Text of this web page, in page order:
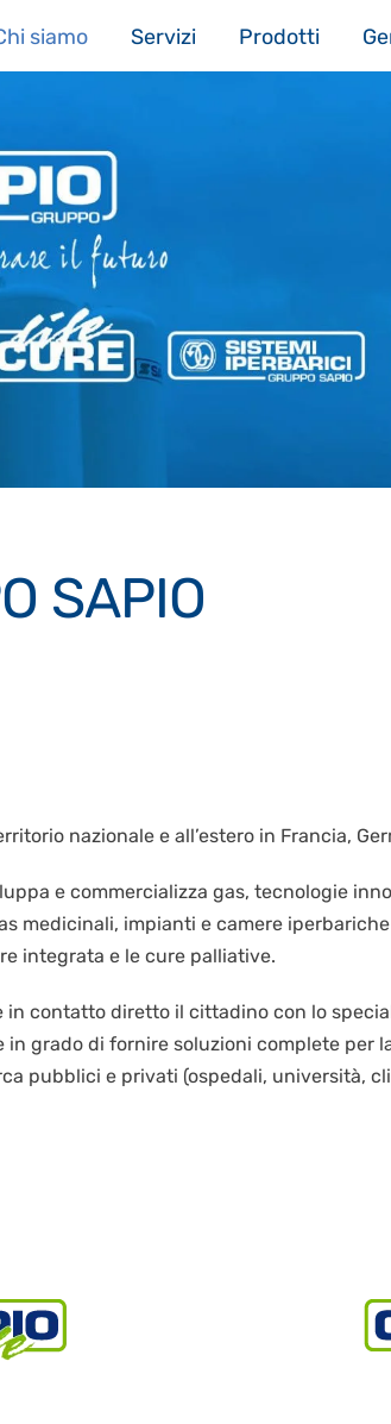
siamo Servizi Prodotti
SAPIO
nazionale e all’estero in Francia,
e commercializza gas, tecnologie
medicinali, impianti e camere
integrata e le cure palliative.
contatto diretto il cittadino con lo
grado di fornire soluzioni complete per
pubblici e privati (ospedali, università,